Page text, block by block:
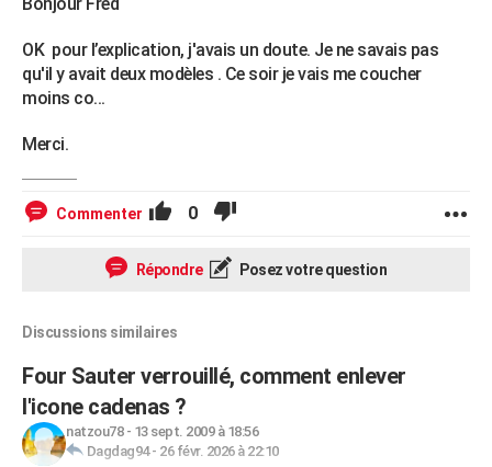
OK pour l’explication, j'avais un doute. Je ne savais pas
qu'il y avait deux modèles . Ce soir je vais me coucher
moins co...
Merci.
Commenter 0
Répondre Posez votre question
Discussions similaires
Four Sauter verrouillé, comment enlever
l'icone cadenas ?
natzou78- 13 sept. 2009 à 18:56
Dagdag94- 26 févr. 2026 à 22:10